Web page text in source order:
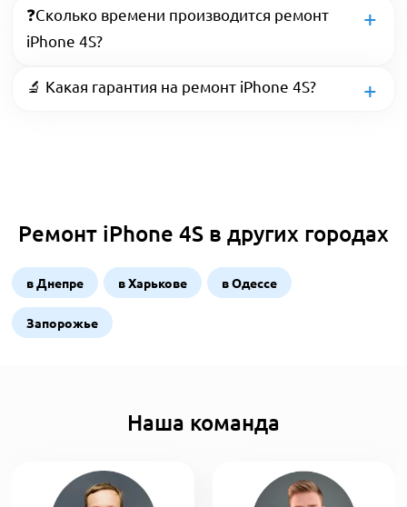
❓Сколько времени производится ремонт
iPhone 4S?
🔬 Какая гарантия на ремонт iPhone 4S?
Ремонт iPhone 4S в других городах
в Днепре в Харькове в Одессе
Запорожье
Наша команда